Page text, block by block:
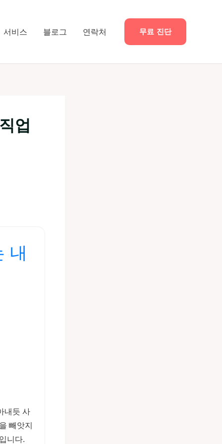
서비스 블로그 연락처 무료 진단
업
내
내듯 사
빼앗지
니다.